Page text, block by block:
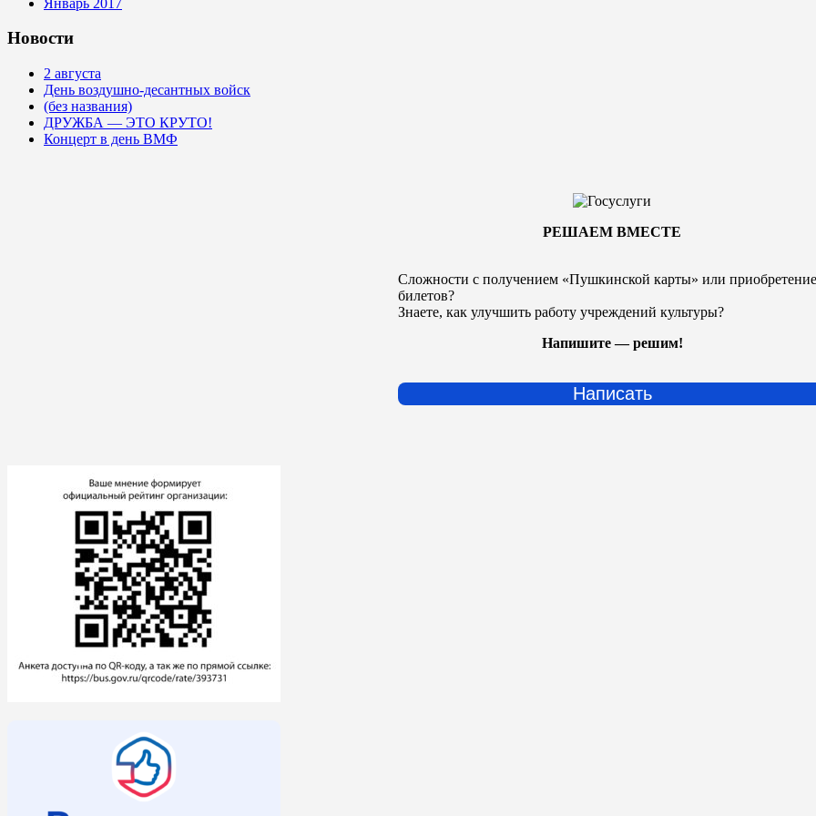
Новости
2 августа
День воздушно-десантных войск
(без названия)
ДРУЖБА — ЭТО КРУТО!
Концерт в день ВМФ
РЕШАЕМ ВМЕСТЕ
Сложности с получением «Пушкинской карты» или
билетов?
Знаете, как улучшить работу учреждений культуры?
Напишите — решим!
Написать